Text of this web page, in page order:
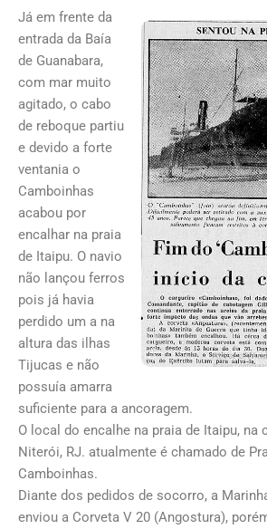
Já em frente da
entrada da Baía
de Guanabara,
com mar muito
agitado, o cabo
de reboque partiu
e devido a forte
ventania o
Camboinhas
acabou por
encalhar na praia
de Itaipu. O navio
não lançou ferros
pois já havia
perdido um a na
altura das ilhas
Tijucas e não
possuía amarra
suficiente para a ancoragem.
O local do encalhe na praia de Itaipu, na
Niterói, RJ. atualmente é chamado de
Camboinhas.
Diante dos pedidos de socorro, a
enviou a Corveta V 20 (Angostura),